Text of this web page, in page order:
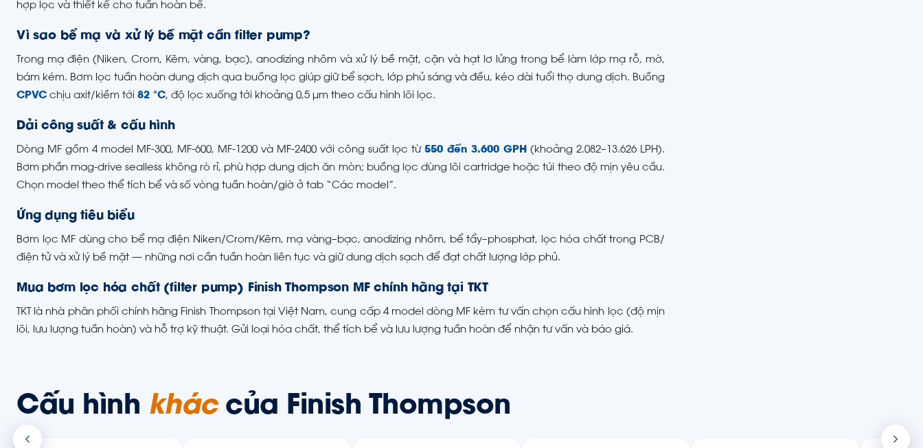
hợp lọc và thiết kế cho tuần hoàn bể.
Vì sao bể mạ và xử lý bề mặt cần filter pump?
Trong mạ điện (Niken, Crom, Kẽm, vàng, bạc), anodizing nhôm và xử lý bề mặt, cặn và hạt lơ lửng trong bể làm lớp mạ rỗ, mờ,
bám kém. Bơm lọc tuần hoàn dung dịch qua buồng lọc giúp giữ bể sạch, lớp phủ sáng và đều, kéo dài tuổi thọ dung dịch. Buồng
CPVC chịu axit/kiềm tới 82 °C, độ lọc xuống tới khoảng 0,5 µm theo cấu hình lõi lọc.
Dải công suất & cấu hình
Dòng MF gồm 4 model MF-300, MF-600, MF-1200 và MF-2400 với công suất lọc từ 550 đến 3.600 GPH (khoảng 2.082–13.626 LPH).
Bơm phần mag-drive sealless không rò rỉ, phù hợp dung dịch ăn mòn; buồng lọc dùng lõi cartridge hoặc túi theo độ mịn yêu cầu.
Chọn model theo thể tích bể và số vòng tuần hoàn/giờ ở tab “Các model”.
Ứng dụng tiêu biểu
Bơm lọc MF dùng cho bể mạ điện Niken/Crom/Kẽm, mạ vàng–bạc, anodizing nhôm, bể tẩy–phosphat, lọc hóa chất trong PCB/
điện tử và xử lý bề mặt — những nơi cần tuần hoàn liên tục và giữ dung dịch sạch để đạt chất lượng lớp phủ.
Mua bơm lọc hóa chất (filter pump) Finish Thompson MF chính hãng tại TKT
TKT là nhà phân phối chính hãng Finish Thompson tại Việt Nam, cung cấp 4 model dòng MF kèm tư vấn chọn cấu hình lọc (độ mịn
lõi, lưu lượng tuần hoàn) và hỗ trợ kỹ thuật. Gửi loại hóa chất, thể tích bể và lưu lượng tuần hoàn để nhận tư vấn và báo giá.
Cấu hình kháccủa Finish Thompson